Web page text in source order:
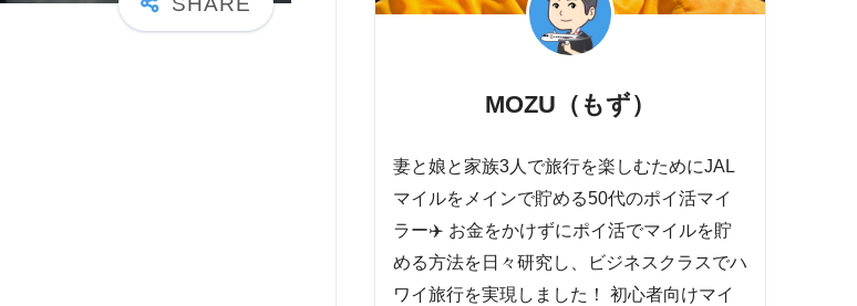
MOZU（もず）
妻と娘と家族3人で旅行を楽しむためにJAL
マイルをメインで貯める50代のポイ活マイ
ラー✈️ お金をかけずにポイ活でマイルを貯
める方法を日々研究し、ビジネスクラスでハ
ワイ旅行を実現しました！ 初心者向けマイ